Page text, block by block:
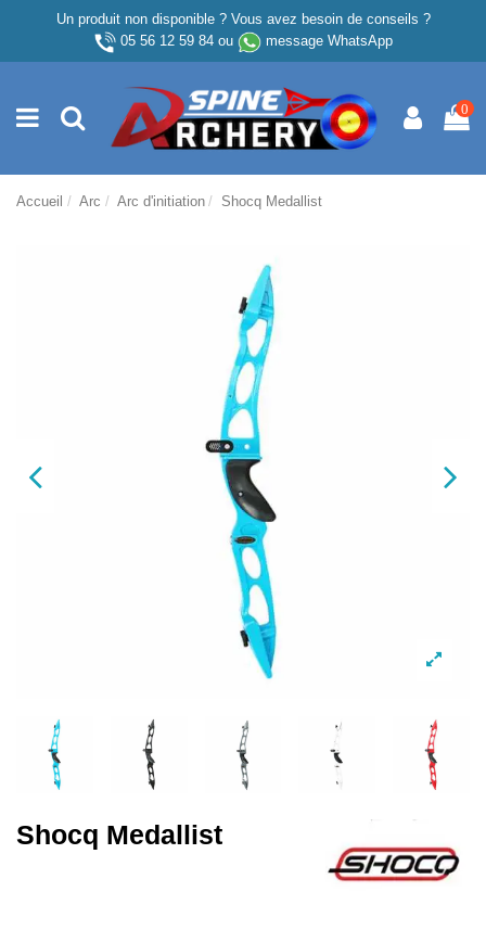
Un produit non disponible ? Vous avez besoin de conseils ?
05 56 12 59 84ou message WhatsApp
0
Accueil Arc Arc d'initiation Shocq Medallist
Shocq Medallist